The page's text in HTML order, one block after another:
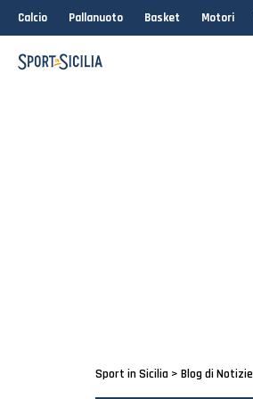
Calcio Pallanuoto Basket Motori
Sport in Sicilia > Blog di Notizie